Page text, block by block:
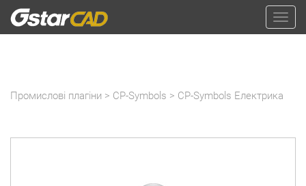
Промислові плагіни > CP-Symbols > CP-Symbols Електрика